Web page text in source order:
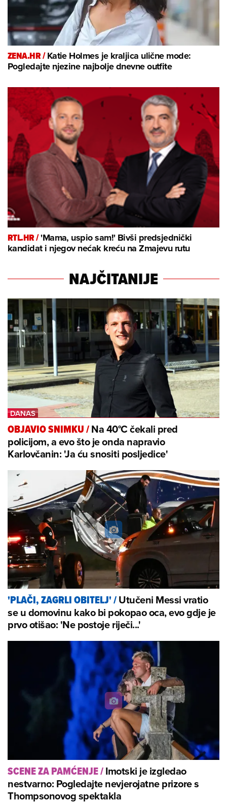
ZENA.HR /Katie Holmes je kraljica ulične mode:
Pogledajte njezine najbolje dnevne outfite
RTL.HR /'Mama, uspio sam!' Bivši predsjednički
kandidat i njegov nećak kreću na Zmajevu rutu
NAJČITANIJE
OBJAVIO SNIMKU/Na 40°C čekali pred
policijom, a evo što je onda napravio
Karlovčanin: 'Ja ću snositi posljedice'
'PLAČI, ZAGRLI OBITELJ'/Utučeni Messi vratio
se u domovinu kako bi pokopao oca, evo gdje je
prvo otišao: 'Ne postoje riječi...'
SCENE ZA PAMĆENJE/Imotski je izgledao
nestvarno: Pogledajte nevjerojatne prizore s
Thompsonovog spektakla